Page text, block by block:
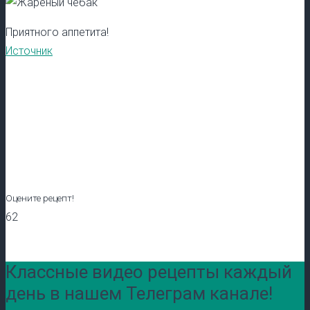
Приятного аппетита!
Источник
Оцените рецепт!
62
Классные видео рецепты каждый
день в нашем Телеграм канале!